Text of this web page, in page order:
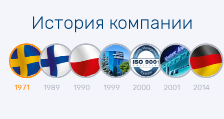
История компании
1971 1989 1990 1999 2000 2001 2014